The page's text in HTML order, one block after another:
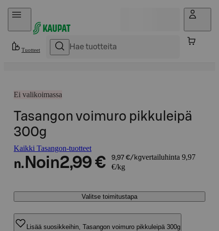
Hyppää sisältöön
Tuotteet
Ei valikoimassa
Tasangon voimuro pikkuleipä
300g
Kaikki Tasangon-tuotteet
n. Noin2,99 € 9,97 €/kgvertailuhinta 9,97
€/kg
Valitse toimitustapa
Lisää suosikkeihin, Tasangon voimuro pikkuleipä 300g